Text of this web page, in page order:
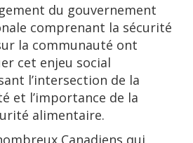
du gouvernement
comprenant la sécurité
la communauté ont
cet enjeu social
l’intersection de la
et l’importance de la
alimentaire.
Canadiens qui